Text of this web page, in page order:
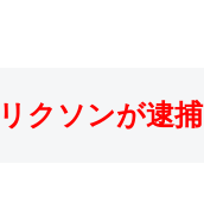
クソンが逮捕